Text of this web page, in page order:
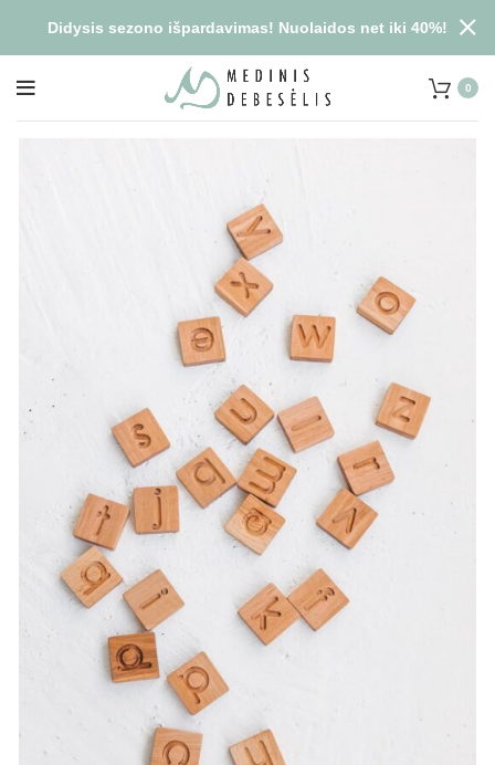
0
Didysis sezono išpardavimas! Nuolaidos net iki 40%!